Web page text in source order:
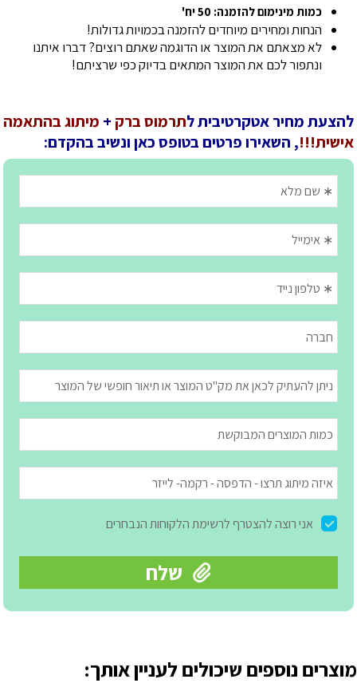
כמות מינימום להזמנה: 50 יח'
הנחות ומחירים מיוחדים להזמנה בכמויות גדולות!
לא מצאתם את המוצר או הדוגמה שאתם רוצים? דברו איתנו
ונתפור לכם את המוצר המתאים בדיוק כפי שרציתם!
להצעת מחיר אטקרטיבית לתרמוס ברק + מיתוג בהתאמה
אישית!!!, השאירו פרטים בטופס כאן ונשיב בהקדם:
מוצרים נוספים שיכולים לעניין אותך: